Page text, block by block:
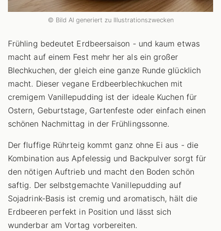
© Bild AI generiert zu Illustrationszwecken
Frühling bedeutet Erdbeersaison - und kaum etwas
macht auf einem Fest mehr her als ein großer
Blechkuchen, der gleich eine ganze Runde glücklich
macht. Dieser vegane Erdbeerblechkuchen mit
cremigem Vanillepudding ist der ideale Kuchen für
Ostern, Geburtstage, Gartenfeste oder einfach einen
schönen Nachmittag in der Frühlingssonne.
Der fluffige Rührteig kommt ganz ohne Ei aus - die
Kombination aus Apfelessig und Backpulver sorgt für
den nötigen Auftrieb und macht den Boden schön
saftig. Der selbstgemachte Vanillepudding auf
Sojadrink-Basis ist cremig und aromatisch, hält die
Erdbeeren perfekt in Position und lässt sich
wunderbar am Vortag vorbereiten.